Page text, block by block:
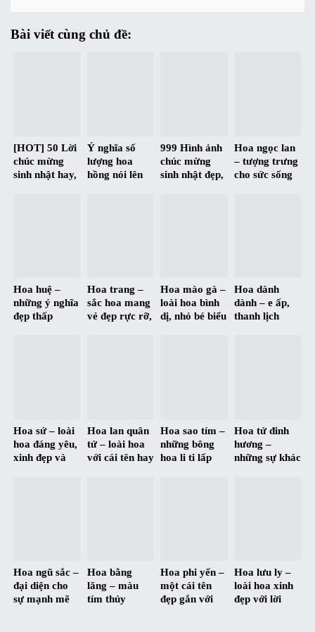
Bài viết cùng chủ đề:
[HOT] 50 Lời
chúc mừng
sinh nhật hay,
Ý nghĩa số
lượng hoa
hồng nói lên
999 Hình ảnh
chúc mừng
sinh nhật đẹp,
Hoa ngọc lan
– tượng trưng
cho sức sống
Hoa huệ –
những ý nghĩa
đẹp thấp
Hoa trang –
sắc hoa mang
vẻ đẹp rực rỡ,
Hoa mào gà –
loài hoa bình
dị, nhỏ bé biểu
Hoa dành
dành – e ấp,
thanh lịch
Hoa sứ – loài
hoa đáng yêu,
xinh đẹp và
Hoa lan quân
tử – loài hoa
với cái tên hay
Hoa sao tím –
những bông
hoa li ti lấp
Hoa tử đinh
hương –
những sự khác
Hoa ngũ sắc –
đại diện cho
sự mạnh mẽ
Hoa bằng
lăng – màu
tím thủy
Hoa phi yến –
một cái tên
đẹp gắn với
Hoa lưu ly –
loài hoa xinh
đẹp với lời